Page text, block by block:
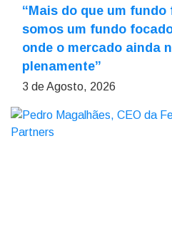
“Mais do que um
somos um fundo
onde o mercado ainda
plenamente”
3 de Agosto, 2026